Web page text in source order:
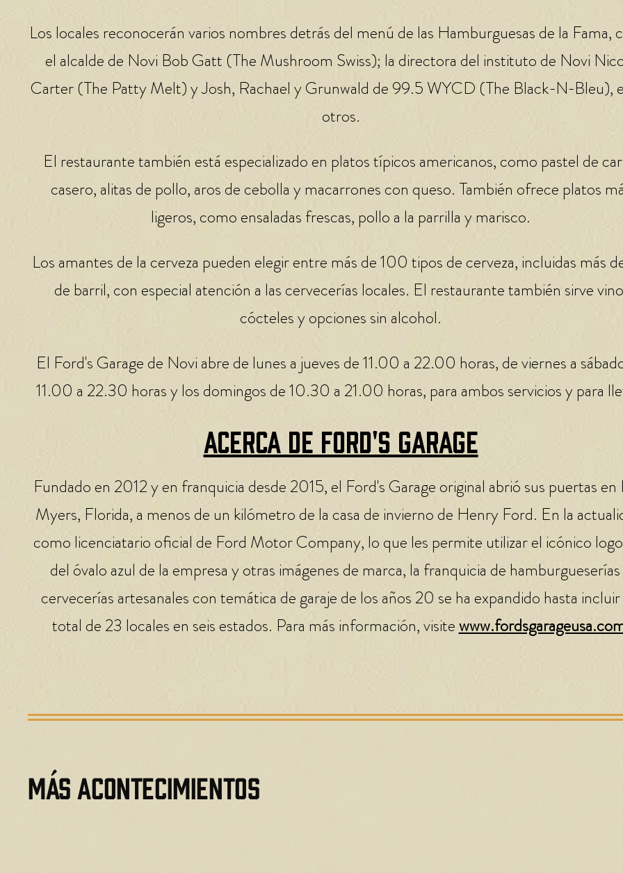
Los locales reconocerán varios nombres detrás del menú de las Hamburguesas de la Fama,
el alcalde de Novi Bob Gatt (The Mushroom Swiss); la directora del instituto de Novi
Carter (The Patty Melt) y Josh, Rachael y Grunwald de 99.5 WYCD (The Black-N-Bleu),
otros.
El restaurante también está especializado en platos típicos americanos, como pastel de
casero, alitas de pollo, aros de cebolla y macarrones con queso. También ofrece platos
ligeros, como ensaladas frescas, pollo a la parrilla y marisco.
Los amantes de la cerveza pueden elegir entre más de 100 tipos de cerveza, incluidas más
de barril, con especial atención a las cervecerías locales. El restaurante también sirve
cócteles y opciones sin alcohol.
El Ford's Garage de Novi abre de lunes a jueves de 11.00 a 22.00 horas, de viernes a
11.00 a 22.30 horas y los domingos de 10.30 a 21.00 horas, para ambos servicios y para
Acerca de Ford's Garage
Fundado en 2012 y en franquicia desde 2015, el Ford's Garage original abrió sus puertas
Myers, Florida, a menos de un kilómetro de la casa de invierno de Henry Ford. En la
como licenciatario oficial de Ford Motor Company, lo que les permite utilizar el icónico
del óvalo azul de la empresa y otras imágenes de marca, la franquicia de
cervecerías artesanales con temática de garaje de los años 20 se ha expandido hasta
total de 23 locales en seis estados. Para más información, visite
MÁS ACONTECIMIENTOS